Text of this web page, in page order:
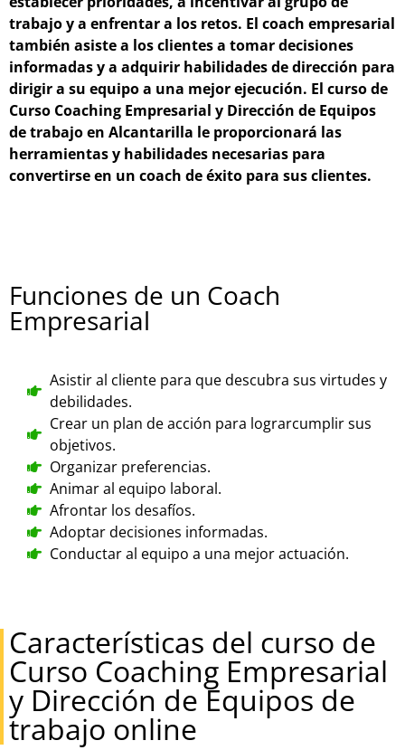
trabajo y a enfrentar a los retos. El coach empresarial
también asiste a los clientes a tomar decisiones
informadas y a adquirir habilidades de dirección para
dirigir a su equipo a una mejor ejecución. El curso de
Curso Coaching Empresarial y Dirección de Equipos
de trabajo en Alcantarilla le proporcionará las
herramientas y habilidades necesarias para
convertirse en un coach de éxito para sus clientes.
Funciones de un Coach
Empresarial
Asistir al cliente para que descubra sus virtudes y
debilidades.
Crear un plan de acción para lograrcumplir sus
objetivos.
Organizar preferencias.
Animar al equipo laboral.
Afrontar los desafíos.
Adoptar decisiones informadas.
Conductar al equipo a una mejor actuación.
Características del curso de
Curso Coaching Empresarial
y Dirección de Equipos de
trabajo online